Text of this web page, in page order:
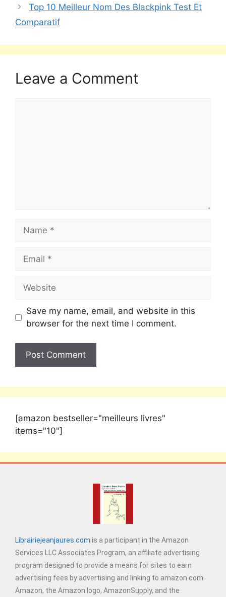
Top 10 Meilleur Nom Des Blackpink Test Et
Comparatif
Leave a Comment
Save my name, email, and website in this
browser for the next time I comment.
[amazon bestseller="meilleurs livres"
items="10"]
Librairiejeanjaures.com is a participant in the Amazon
Services LLC Associates Program, an affiliate advertising
program designed to provide a means for sites to earn
advertising fees by advertising and linking to amazon.com.
Amazon, the Amazon logo, AmazonSupply, and the